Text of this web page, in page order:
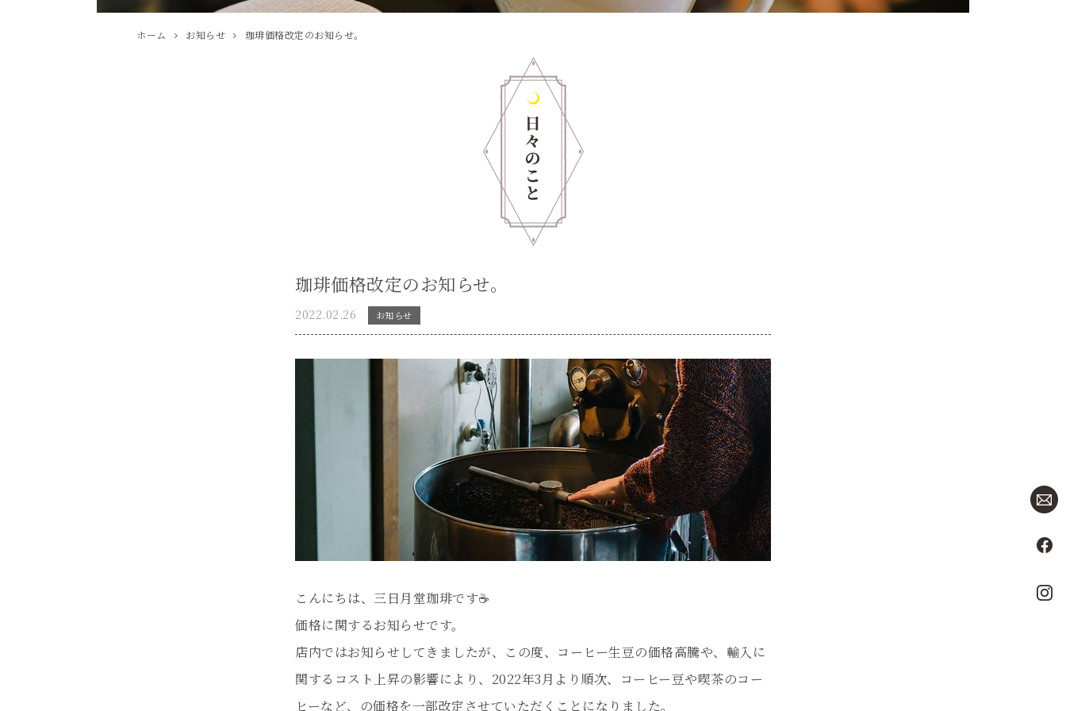
ホーム お知らせ 珈琲価格改定のお知らせ。
珈琲価格改定のお知らせ。
2022.02.26 お知らせ
こんにちは、三日月堂珈琲です☕
価格に関するお知らせです。
店内ではお知らせしてきましたが、この度、コーヒー生豆の価格高騰や、輸入に
関するコスト上昇の影響により、2022年3月より順次、コーヒー豆や喫茶のコー
ヒーなど、の価格を一部改定させていただくことになりました。